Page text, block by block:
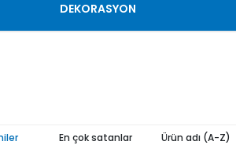
DEKORASYON
En çok satanlar Ürün adı (A-Z)